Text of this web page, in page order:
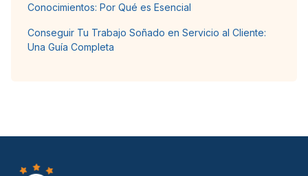
Conocimientos: Por Qué es Esencial
Conseguir Tu Trabajo Soñado en Servicio al Cliente:
Una Guía Completa